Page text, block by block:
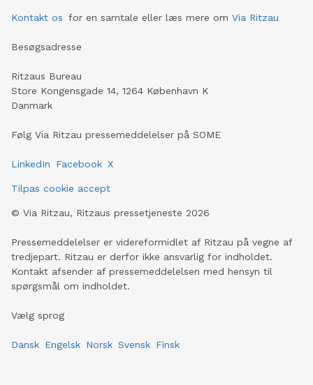
forventninger, vi nu kan præsentere Bombay Bicycle
Kontakt os for en samtale eller læs mere om Via Ritzau
Besøgsadresse
Ritzaus Bureau
Store Kongensgade 14, 1264 København K
Danmark
Følg Via Ritzau pressemeddelelser på SOME
LinkedIn Facebook X
Tilpas cookie accept
© Via Ritzau, Ritzaus pressetjeneste 2026
Pressemeddelelser er videreformidlet af Ritzau på vegne af
tredjepart. Ritzau er derfor ikke ansvarlig for indholdet.
Kontakt afsender af pressemeddelelsen med hensyn til
spørgsmål om indholdet.
Vælg sprog
Dansk Engelsk Norsk Svensk Finsk